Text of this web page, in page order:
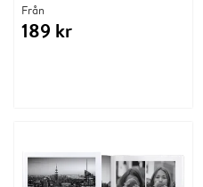
Från
189 kr